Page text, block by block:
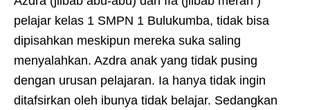
pelajar kelas 1 SMPN 1 Bulukumba, tidak bisa
dipisahkan meskipun mereka suka saling
menyalahkan. Azdra anak yang tidak pusing
dengan urusan pelajaran. Ia hanya tidak ingin
ditafsirkan oleh ibunya tidak belajar. Sedangkan